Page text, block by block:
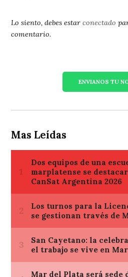
Lo siento, debes estarconectado
comentario.
ENVIANOS TU
Mas Leídas